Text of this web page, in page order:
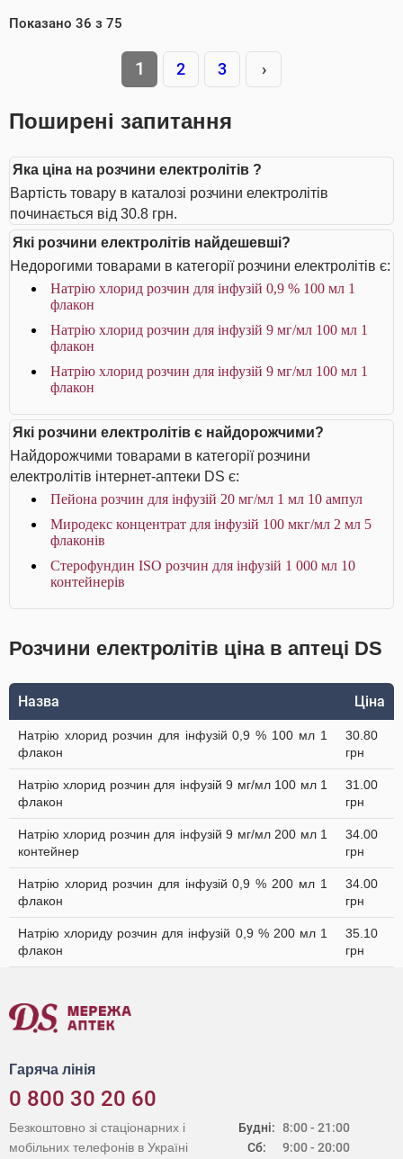
Показано 36 з 75
1 2 3 ›
Поширені запитання
Яка ціна на розчини електролітів ?
Вартість товару в каталозі розчини електролітів
починається від 30.8 грн.
Які розчини електролітів найдешевші?
Недорогими товарами в категорії розчини електролітів є:
Натрію хлорид розчин для інфузій 0,9 % 100 мл 1
флакон
Натрію хлорид розчин для інфузій 9 мг/мл 100 мл 1
флакон
Натрію хлорид розчин для інфузій 9 мг/мл 100 мл 1
флакон
Які розчини електролітів є найдорожчими?
Найдорожчими товарами в категорії розчини
електролітів інтернет-аптеки DS є:
Пейона розчин для інфузій 20 мг/мл 1 мл 10 ампул
Миродекс концентрат для інфузій 100 мкг/мл 2 мл 5
флаконів
Стерофундин ISO розчин для інфузій 1 000 мл 10
контейнерів
Розчини електролітів ціна в аптеці DS
Назва Ціна
Натрію хлорид розчин для інфузій 0,9 % 100 мл 1
флакон
30.80
грн
Натрію хлорид розчин для інфузій 9 мг/мл 100 мл 1
флакон
31.00
грн
Натрію хлорид розчин для інфузій 9 мг/мл 200 мл 1
контейнер
34.00
грн
Натрію хлорид розчин для інфузій 0,9 % 200 мл 1
флакон
34.00
грн
Натрію хлориду розчин для інфузій 0,9 % 200 мл 1
флакон
35.10
грн
Гаряча лінія
0 800 30 20 60
Будні:
Сб:
8:00 - 21:00
9:00 - 20:00
Безкоштовно зі стаціонарних і
мобільних телефонів в Україні